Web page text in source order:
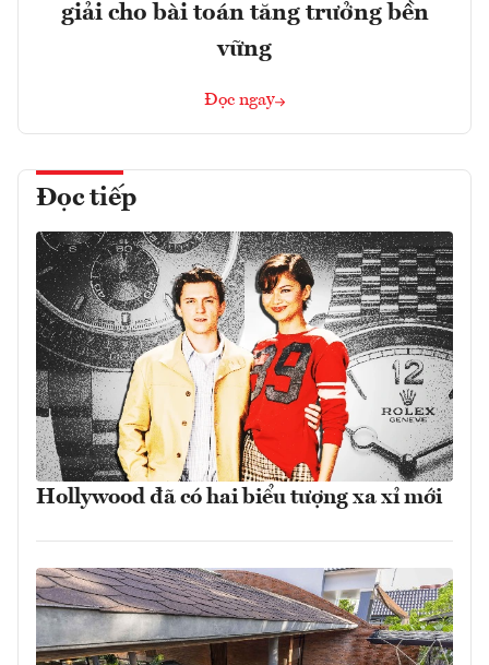
giải cho bài toán tăng trưởng bền
vững
Đọc ngay
Đọc tiếp
Hollywood đã có hai biểu tượng xa xỉ mới